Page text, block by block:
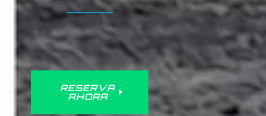
RESERVA
AHORA